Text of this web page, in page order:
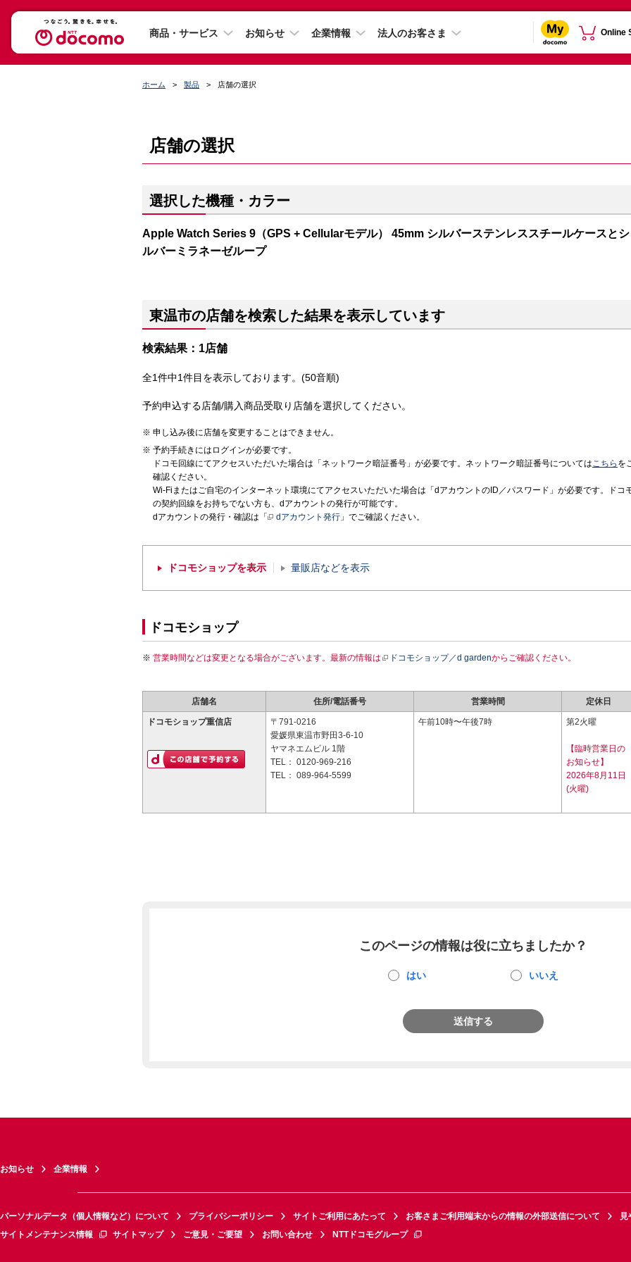
商品・サービス お知らせ 企業情報 法人のお客さま Online
ホーム 製品 店舗の選択
店舗の選択
選択した機種・カラー
Apple Watch Series 9（GPS + Cellularモデル） 45mm シルバーステンレススチールケースとシ
ルバーミラネーゼループ
東温市の店舗を検索した結果を表示しています
検索結果：1店舗
全1件中1件目を表示しております。(50音順)
予約申込する店舗/購入商品受取り店舗を選択してください。
申し込み後に店舗を変更することはできません。
予約手続きにはログインが必要です。
ドコモ回線にてアクセスいただいた場合は「ネットワーク暗証番号」が必要です。ネットワーク暗証番号についてはこちら を
確認ください。
Wi-Fiまたはご自宅のインターネット環境にてアクセスいただいた場合は「dアカウントのID／パスワード」が必要です。ドコ
の契約回線をお持ちでない方も、dアカウントの発行が可能です。
dアカウントの発行・確認は「
dアカウント発行 」でご確認ください。
ドコモショップを表示 量販店などを表示
ドコモショップ
営業時間などは変更となる場合がございます。最新の情報は ドコモショップ／d gardenからご確認ください。
店舗名 住所/電話番号 営業時間 定休日
ドコモショップ重信店
〒791-0216
愛媛県東温市野田3-6-10
ヤマネエムビル 1階
TEL： 0120-969-216
TEL： 089-964-5599
午前10時〜午後7時 第2火曜
【臨時営業日の
お知らせ】
2026年8月11日
(火曜)
このページの情報は役に立ちましたか？
はい いいえ
送信する
お知らせ 企業情報
パーソナルデータ（個人情報など）について プライバシーポリシー サイトご利用にあたって お客さまご利用端末からの情報の外部送信について
見
サイトメンテナンス情報
サイトマップ ご意見・ご要望 お問い合わせ NTTドコモグループ